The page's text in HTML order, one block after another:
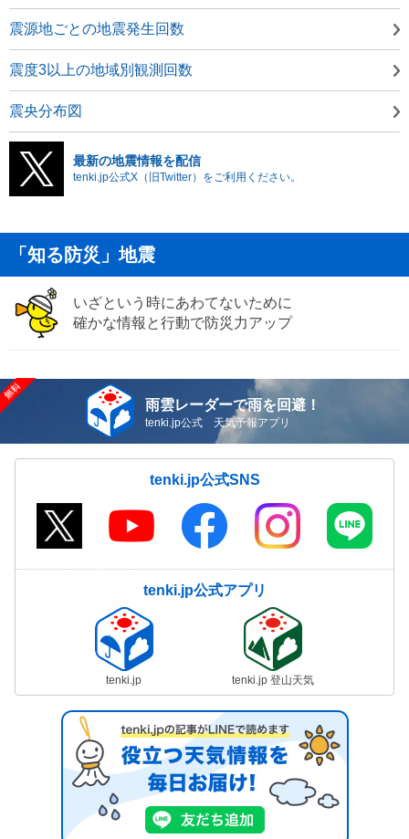
震源地ごとの地震発生回数
震度3以上の地域別観測回数
震央分布図
最新の地震情報を配信
tenki.jp公式X（旧Twitter）をご利用ください。
「知る防災」地震
いざという時にあわてないために
確かな情報と行動で防災力アップ
雨雲レーダーで雨を回避！
tenki.jp公式 天気予報アプリ
tenki.jp公式SNS
tenki.jp公式アプリ
tenki.jp tenki.jp 登山天気